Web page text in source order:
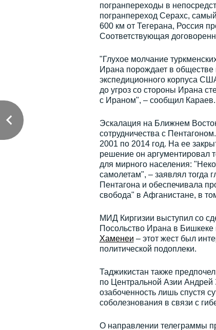
погранпереходы в
погранпереход Серахс,
600 км от Тегерана, Россия
Соответствующая
"Глухое молчание
Ирана порождает в обществе
экспедиционного корпуса
до угроз со стороны Ирана
с Ираном", – сообщил Караев.
Эскалация на Ближнем
сотрудничества с
2001 по 2014 год. На ее
решение он аргументировал
для мирного населения:
самолетам", – заявлял тогда
Пентагона и обеспечивала
свобода" в Афганистане, в
МИД Киргизии выступил со
Посольство Ирана в Бишкеке
Хаменеи – этот жест был
политической подоплеки.
Таджикистан также
по Центральной Азии Андрей
озабоченность лишь спустя
соболезнования в связи с
О направлении телеграммы